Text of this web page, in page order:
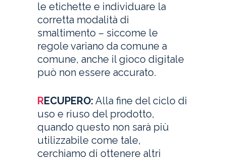
le etichette e individuare la
corretta modalità di
smaltimento – siccome le
regole variano da comune a
comune, anche il gioco digitale
può non essere accurato.
RECUPERO: Alla fine del ciclo di
uso e riuso del prodotto,
quando questo non sarà più
utilizzabile come tale,
cerchiamo di ottenere altri